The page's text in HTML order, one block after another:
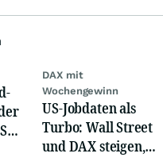
DAX mit
Wochengewinn
US-Jobdaten als
Turbo: Wall Street
und DAX steigen,